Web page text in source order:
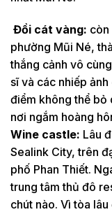
Đồi cát vàng: còn
phường Mũi Né,
thắng cảnh vô
sĩ và các nhiếp
điểm không thể bỏ
nơi ngắm hoàng
Wine castle: Lâu
Sealink City, trên
phố Phan Thiết.
trung tâm thủ đô
chút nào. Vì tòa